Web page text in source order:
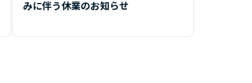
みに伴う休業のお知らせ